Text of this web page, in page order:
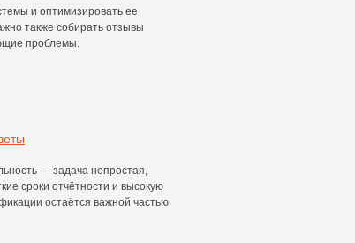
и оптимизировать ее
также собирать отзывы
проблемы.
— задача непростая,
сроки отчётности и высокую
остаётся важной частью